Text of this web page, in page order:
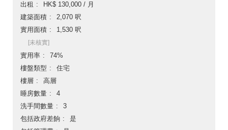
出租
HK$ 130,000 / 月
建築面積
2,070 呎
實用面積
1,530 呎
[未核實]
實用率
74%
樓盤類型
住宅
樓層
高層
睡房數量
4
洗手間數量
3
包括政府差餉
是